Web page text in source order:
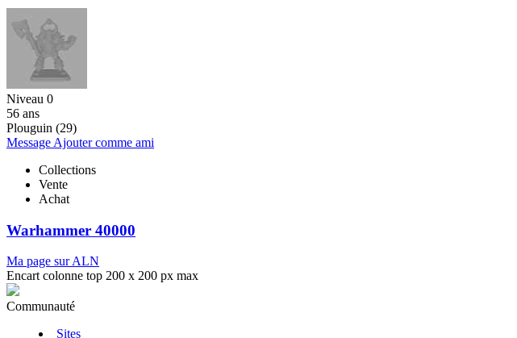
Niveau 0
56 ans
Plouguin (29)
Message Ajouter comme ami
Collections
Vente
Achat
Warhammer 40000
Ma page sur ALN
Encart colonne top 200 x 200 px max
Communauté
Sites